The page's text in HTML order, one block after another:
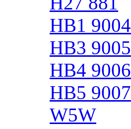
HB1 9004
HB3 9005
HB4 9006
HB5 9007
W5W